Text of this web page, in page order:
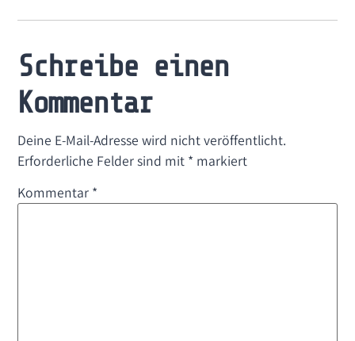
Schreibe einen
Kommentar
Deine E-Mail-Adresse wird nicht veröffentlicht.
Erforderliche Felder sind mit * markiert
Kommentar *